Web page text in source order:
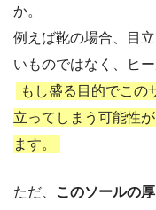
か。
例えば靴の場合、目
いものではなく、ヒ
もし盛る目的でこの
立ってしまう可能性
ます。
ただ、
このソールの